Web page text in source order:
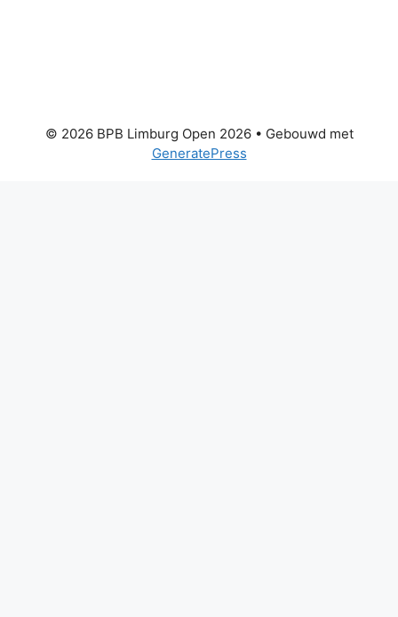
© 2026 BPB Limburg Open 2026• Gebouwd met
GeneratePress